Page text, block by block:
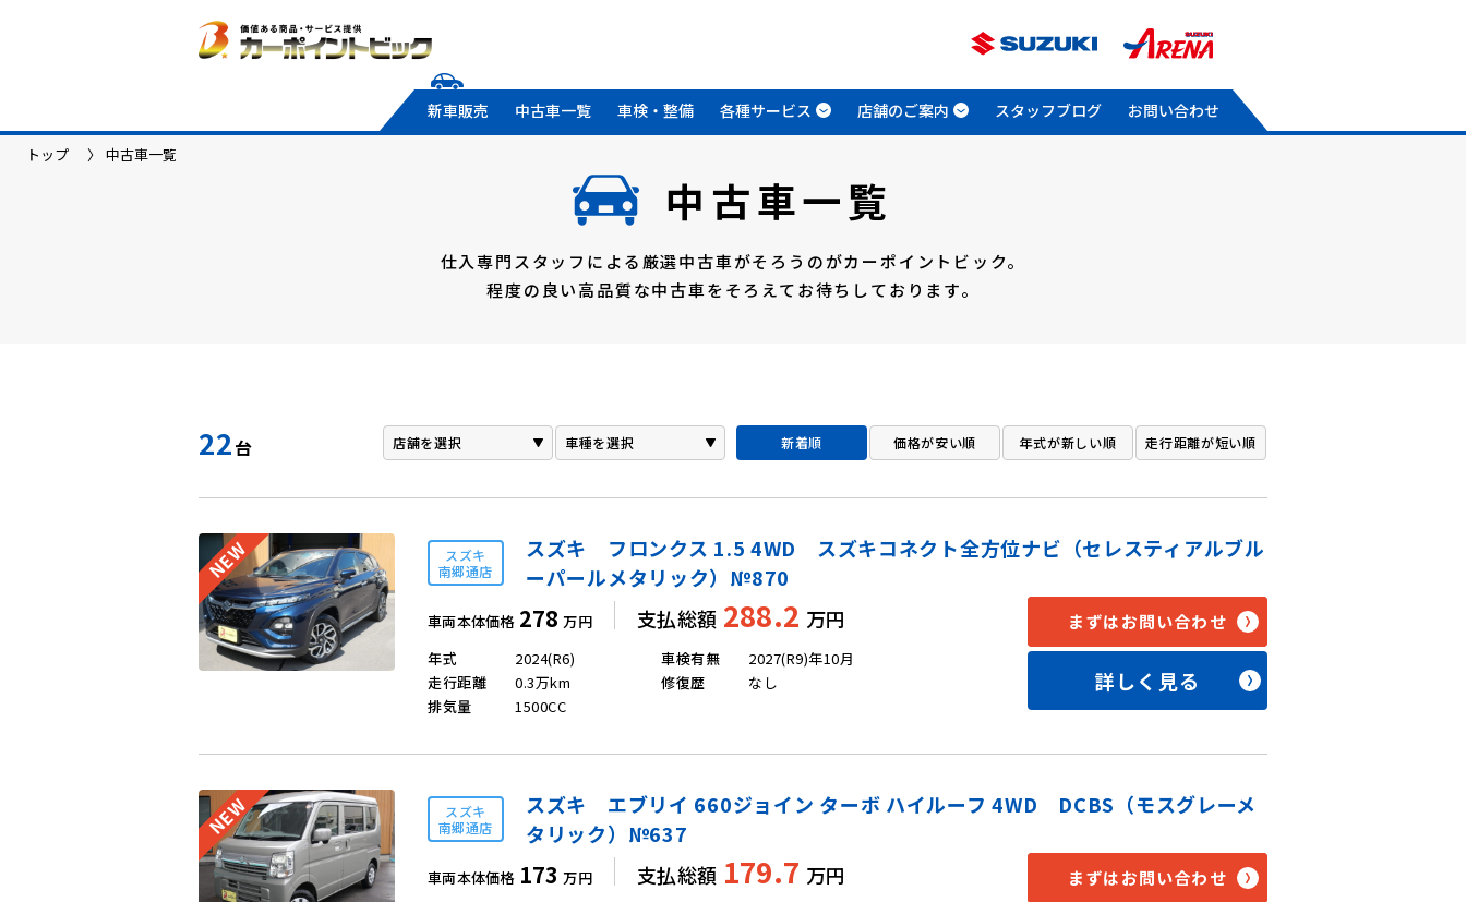
新車販売 中古車一覧 車検・整備 各種サービス 店舗のご案内 スタッフブログ お問い合わせ
トップ 中古車一覧
中古車一覧
仕入専門スタッフによる 厳選中古車がそろうのがカーポイントビック。
程度の良い高品質な中古車をそろえてお待ちしております。
22台 新着順 価格が安い順 年式が新しい順 走行距離が短い順
スズキ
南郷通店
スズキ フロンクス 1.5 4WD スズキコネクト全方位ナビ（セレスティアルブル
ーパールメタリック）№870
車両本体価格 278 万円 支払総額 288.2 万円
年式
2024(R6)
走行距離
0.3万km
排気量
1500CC
車検有無
2027(R9)年10月
修復歴
なし
まずはお問い合わせ
詳しく見る
スズキ
南郷通店
スズキ エブリイ 660ジョイン ターボ ハイルーフ 4WD DCBS（モスグレーメ
タリック）№637
車両本体価格 173 万円 支払総額 179.7 万円 まずはお問い合わせ